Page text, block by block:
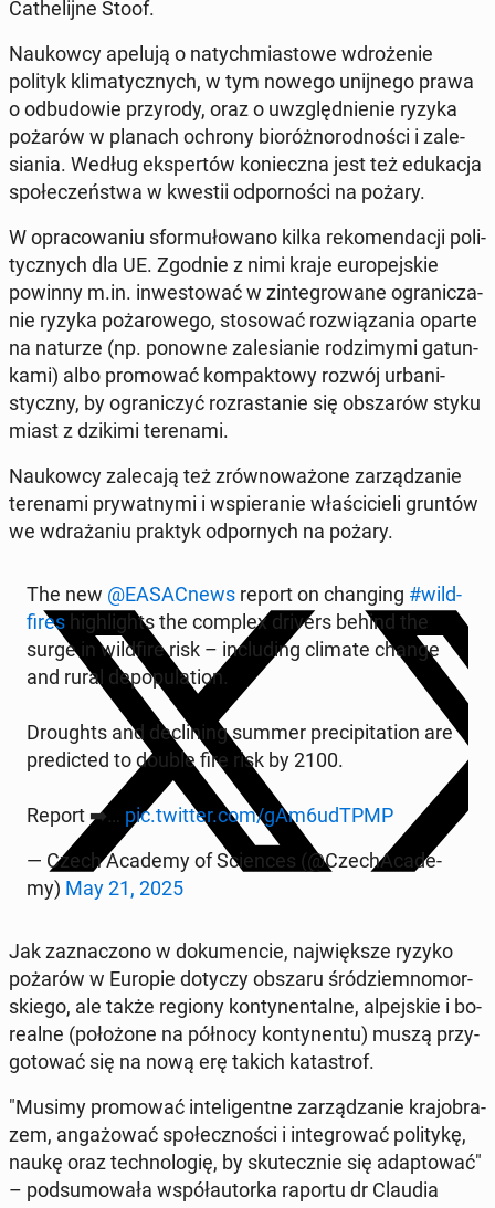
Ca­the­lij­ne Stoof.
Na­ukow­cy apelują o na­tych­mia­sto­we wdro­że­nie
polityk kli­ma­tycz­nych, w tym nowego unij­ne­go prawa
o od­bu­do­wie przy­ro­dy, oraz o uwzględ­nie­nie ryzyka
pożarów w planach ochrony bio­róż­no­rod­no­ści i za­le­
sia­nia. Według eks­per­tów ko­niecz­na jest też edu­ka­cja
spo­łe­czeń­stwa w kwestii od­por­no­ści na pożary.
W opra­co­wa­niu sfor­mu­ło­wa­no kilka re­ko­men­da­cji po­li­
tycz­nych dla UE. Zgodnie z nimi kraje eu­ro­pej­skie
powinny m.in. in­we­sto­wać w zin­te­gro­wa­ne ogra­ni­cza­
nie ryzyka po­ża­ro­we­go, sto­so­wać roz­wią­za­nia oparte
na naturze (np. ponowne za­le­sia­nie ro­dzi­my­mi ga­tun­
ka­mi) albo pro­mo­wać kom­pak­to­wy rozwój urba­ni­
stycz­ny, by ogra­ni­czyć roz­ra­sta­nie się ob­sza­rów styku
miast z dzikimi te­re­na­mi.
Na­ukow­cy za­le­ca­ją też zrów­no­wa­żo­ne za­rzą­dza­nie
te­re­na­mi pry­wat­ny­mi i wspie­ra­nie wła­ści­cie­li gruntów
we wdra­ża­niu praktyk od­por­nych na pożary.
The new @EASAC­news report on chan­ging #wild­
fi­res hi­gh­li­ghts the complex drivers behind the
surge in wild­fi­re risk – in­c­lu­ding climate change
and rural de­po­pu­la­tion.
Dro­ughts and dec­li­ning summer pre­ci­pi­ta­tion are
pre­dic­ted to double fire risk by 2100.
Report ➡️… pic.twitter.com/gAm6udTPMP
— Czech Academy of Scien­ces (@Cze­chA­ca­de­
my) May 21, 2025
Jak za­zna­czo­no w do­ku­men­cie, naj­więk­sze ryzyko
pożarów w Europie dotyczy obszaru śród­ziem­no­mor­
skie­go, ale także regiony kon­ty­nen­tal­ne, al­pej­skie i bo­
re­al­ne (po­ło­żo­ne na północy kon­ty­nen­tu) muszą przy­
go­to­wać się na nową erę takich ka­ta­strof.
"Musimy pro­mo­wać in­te­li­gent­ne za­rzą­dza­nie kra­jo­bra­
zem, an­ga­żo­wać spo­łecz­no­ści i in­te­gro­wać po­li­ty­kę,
naukę oraz tech­no­lo­gię, by sku­tecz­nie się ad­ap­to­wać"
– pod­su­mo­wa­ła współ­au­tor­ka raportu dr Claudia